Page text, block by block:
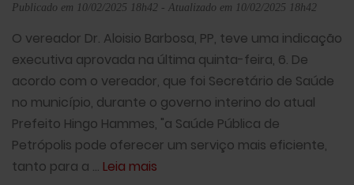
Publicado em 10/02/2025 18h42 - Atualizado em 10/02/2025 18h42
O vereador Dr. Aloisio Barbosa, PP, teve uma indicação
executiva aprovada na última quinta-feira, 6. De
acordo com o vereador, que foi Secretário de Saúde
no município, durante o governo interino do atual
Prefeito Hingo Hammes, "a Saúde Pública de
Petrópolis pode oferecer um serviço mais eficiente,
tanto para a ... Leia mais